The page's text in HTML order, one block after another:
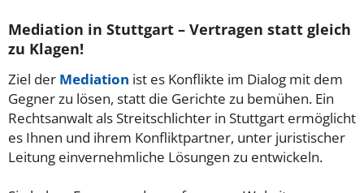
Mediation in Stuttgart – Vertragen statt gleich
zu Klagen!
Ziel der Mediation ist es Konflikte im Dialog mit dem
Gegner zu lösen, statt die Gerichte zu bemühen. Ein
Rechtsanwalt als Streitschlichter in Stuttgart ermöglicht
es Ihnen und ihrem Konfliktpartner, unter juristischer
Leitung einvernehmliche Lösungen zu entwickeln.